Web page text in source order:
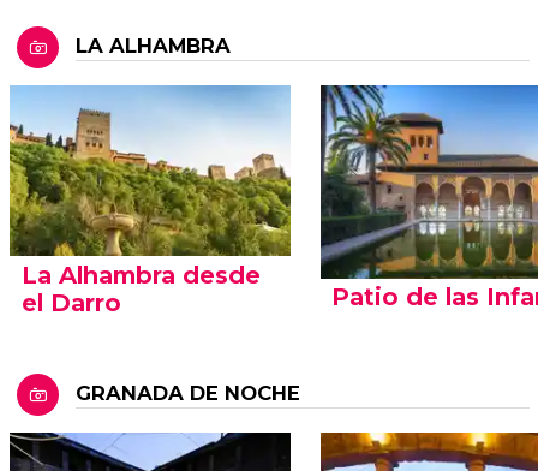
LA ALHAMBRA
La Alhambra desde
el Darro
Patio de las
GRANADA DE NOCHE